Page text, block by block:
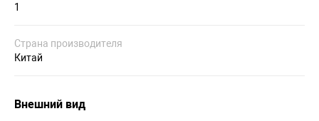
1
Страна производителя
Китай
Внешний вид